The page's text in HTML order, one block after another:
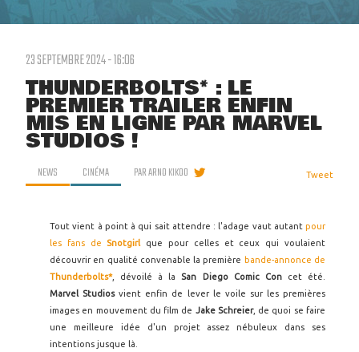
23 SEPTEMBRE 2024 - 16:06
THUNDERBOLTS* : LE
PREMIER TRAILER ENFIN
MIS EN LIGNE PAR MARVEL
STUDIOS !
NEWS CINÉMA PARARNO KIKOO Tweet
Tout vient à point à qui sait attendre : l'adage vaut autant pour
les fans de Snotgirl que pour celles et ceux qui voulaient
découvrir en qualité convenable la première bande-annonce de
Thunderbolts*, dévoilé à la San Diego Comic Con cet été.
Marvel Studiosvient enfin de lever le voile sur les premières
images en mouvement du film de Jake Schreier, de quoi se faire
une meilleure idée d'un projet assez nébuleux dans ses
intentions jusque là.